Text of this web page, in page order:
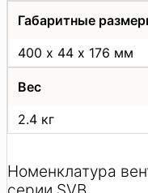
Габаритные
400 х 44 х 176 мм
Вес
2.4 кг
Номенклатура